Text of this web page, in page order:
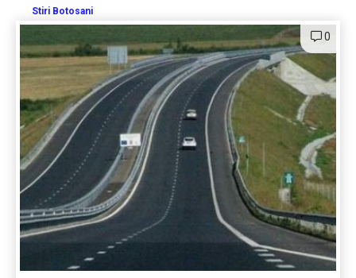
Stiri Botosani
0